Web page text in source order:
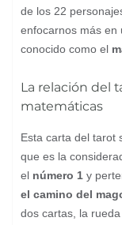
de los 22
enfocarnos más en
conocido como el
La relación del
matemáticas
Esta carta del tarot
que es la
el número 1 y
el camino del
dos cartas, la